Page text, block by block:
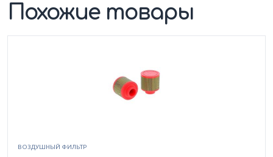
Похожие товары
ВОЗДУШНЫЙ ФИЛЬТР